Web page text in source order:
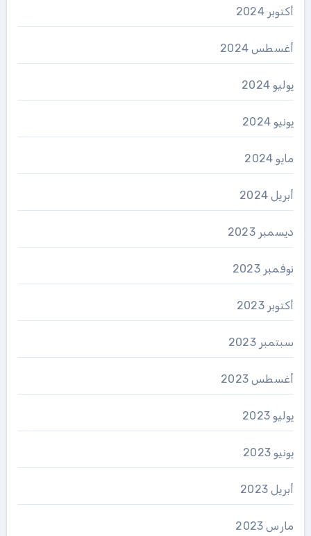
أكتوبر 2024
أغسطس 2024
يوليو 2024
يونيو 2024
مايو 2024
أبريل 2024
ديسمبر 2023
نوفمبر 2023
أكتوبر 2023
سبتمبر 2023
أغسطس 2023
يوليو 2023
يونيو 2023
أبريل 2023
مارس 2023